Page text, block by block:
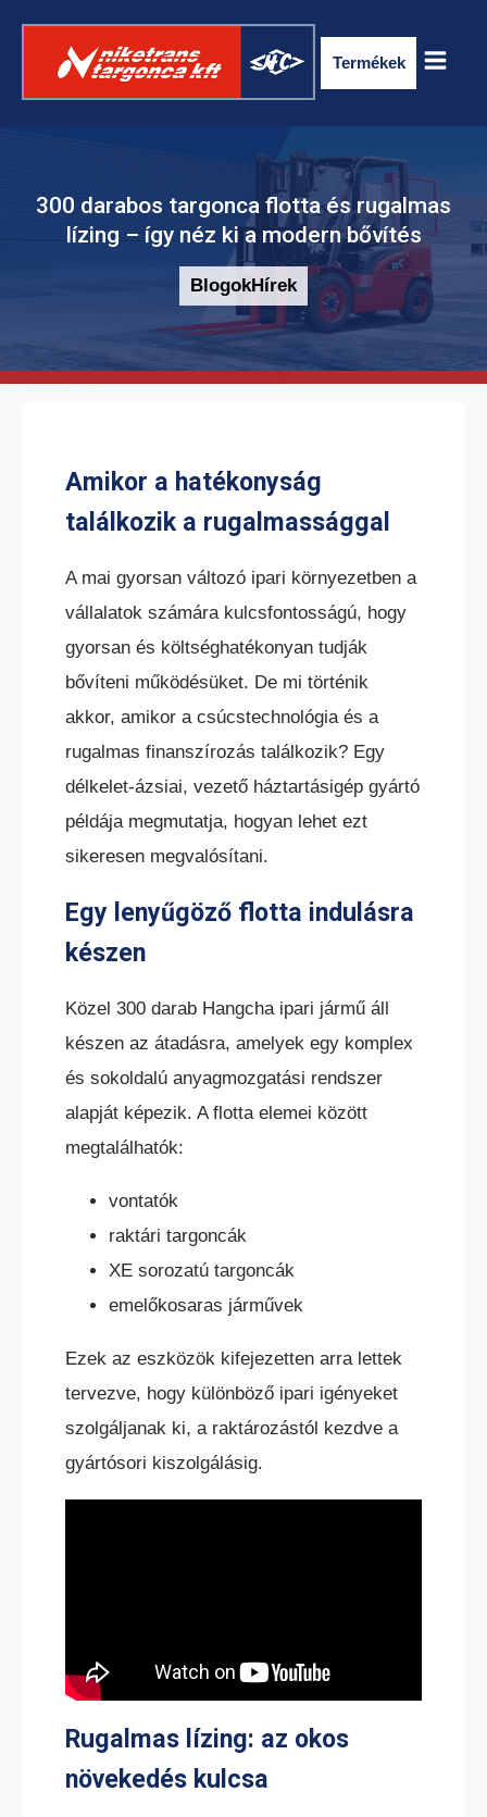
Termékek
ELEKTROMOS RAKLAPSZÁLLÍTÓ
TARGONCA
ELEKTROMOS RAKLAPEMELŐ
ELEKTROMOS KOMISSIÓZÓ
TARGONCA
ELEKTROMOS TOLÓOSZLOPOS
KESKENY-FOLYOSÓS
TARGONCA
BELTÉRI ELEKTROMOS HOMLOKVILLÁS
TARGONCA
TARGONCA
300 darabos targonca flotta és rugalmas
lízing – így néz ki a modern bővítés
BlogokHírek
Amikor a hatékonyság
találkozik a rugalmassággal
A mai gyorsan változó ipari környezetben a
vállalatok számára kulcsfontosságú, hogy
gyorsan és költséghatékonyan tudják
bővíteni működésüket. De mi történik
akkor, amikor a csúcstechnológia és a
rugalmas finanszírozás találkozik? Egy
délkelet-ázsiai, vezető háztartásigép gyártó
példája megmutatja, hogyan lehet ezt
sikeresen megvalósítani.
Egy lenyűgöző flotta indulásra
készen
Közel 300 darab Hangcha ipari jármű áll
készen az átadásra, amelyek egy komplex
és sokoldalú anyagmozgatási rendszer
alapját képezik. A flotta elemei között
megtalálhatók:
vontatók
raktári targoncák
XE sorozatú targoncák
emelőkosaras járművek
Ezek az eszközök kifejezetten arra lettek
tervezve, hogy különböző ipari igényeket
szolgáljanak ki, a raktározástól kezdve a
gyártósori kiszolgálásig.
Rugalmas lízing: az okos
növekedés kulcsa